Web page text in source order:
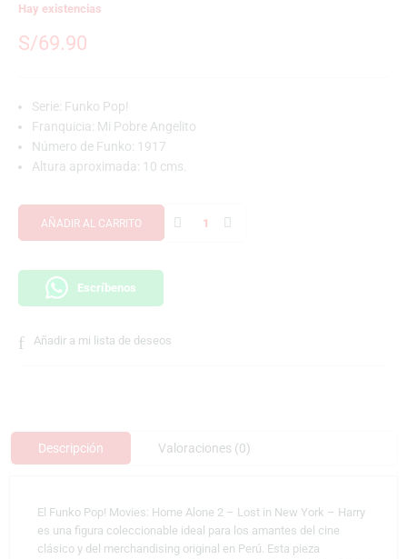
Hay existencias
S/69.90
Serie: Funko Pop!
Franquicia: Mi Pobre Angelito
Número de Funko: 1917
Altura aproximada: 10 cms.
AÑADIR AL CARRITO
Escríbenos
Añadir a mi lista de deseos
Descripción Valoraciones (0)
El Funko Pop! Movies: Home Alone 2 – Lost in New York – Harry
es una figura coleccionable ideal para los amantes del cine
clásico y del merchandising original en Perú. Esta pieza